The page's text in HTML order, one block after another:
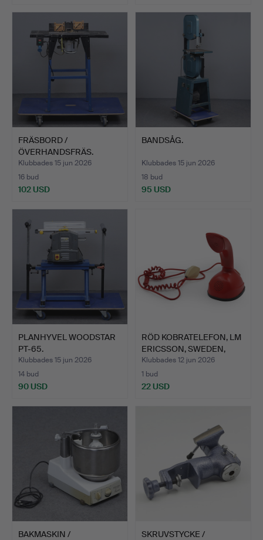
FRÄSBORD /
ÖVERHANDSFRÄS.
Klubbades 15 jun 2026
16 bud
102 USD
BANDSÅG.
Klubbades 15 jun 2026
18 bud
95 USD
PLANHYVEL WOODSTAR
PT-65.
Klubbades 15 jun 2026
14 bud
90 USD
RÖD KOBRATELEFON, LM
ERICSSON, SWEDEN,
190…
Klubbades 12 jun 2026
1 bud
22 USD
BAKMASKIN /
SKRUVSTYCKE /